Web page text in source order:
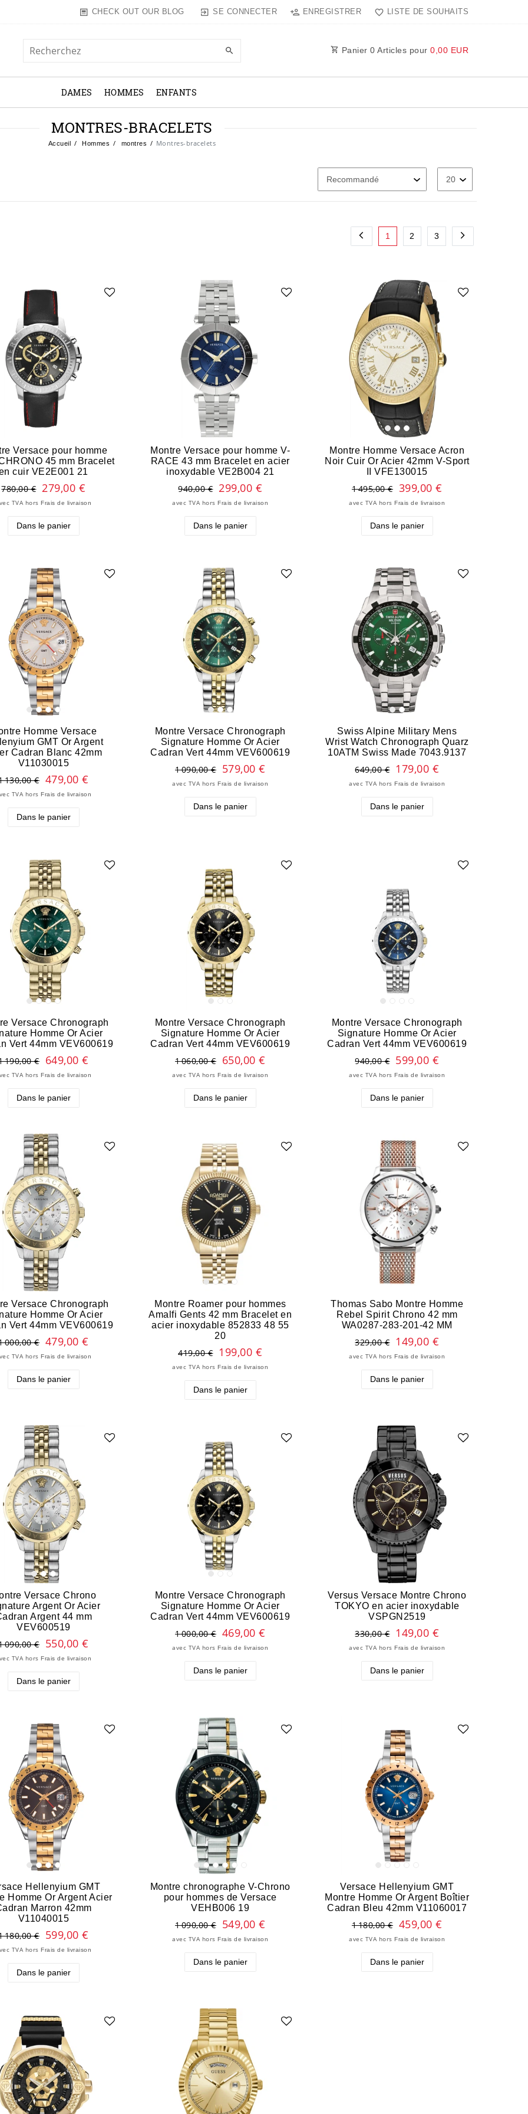
CHECK OUT OUR BLOG SE CONNECTER ENREGISTRER LISTE DE SOUHAITS
Panier 0 Articles pour 0,00 EUR
DAMES HOMMES ENFANTS
MONTRES-BRACELETS
Accueil Hommes montres Montres-bracelets
1 2 3
Versace pour homme
45 mm Bracelet
cuir VE2E001 21
780,00 € 279,00 €
TVA horsFrais de livraison
Dans le panier
Montre Versace pour homme V-
RACE 43 mm Bracelet en acier
inoxydable VE2B004 21
940,00 € 299,00 €
avec TVA horsFrais de livraison
Dans le panier
Montre Homme Versace Acron
Noir Cuir Or Acier 42mm V-Sport
II VFE130015
1 495,00 € 399,00 €
avec TVA horsFrais de livraison
Dans le panier
Homme Versace
GMT Or Argent
Cadran Blanc 42mm
V11030015
130,00 € 479,00 €
TVAhorsFrais de livraison
Dans le panier
Montre Versace Chronograph
Signature Homme Or Acier
Cadran Vert 44mm VEV600619
1 090,00 € 579,00 €
avec TVAhorsFrais de livraison
Dans le panier
Swiss Alpine Military Mens
Wrist Watch Chronograph Quarz
10ATM Swiss Made 7043.9137
649,00 € 179,00 €
avec TVAhorsFrais de livraison
Dans le panier
Versace Chronograph
Homme Or Acier
Vert 44mm VEV600619
190,00 € 649,00 €
TVAhorsFrais de livraison
Dans le panier
Montre Versace Chronograph
Signature Homme Or Acier
Cadran Vert 44mm VEV600619
1 060,00 € 650,00 €
avec TVAhorsFrais de livraison
Dans le panier
Montre Versace Chronograph
Signature Homme Or Acier
Cadran Vert 44mm VEV600619
940,00 € 599,00 €
avec TVAhorsFrais de livraison
Dans le panier
Versace Chronograph
Homme Or Acier
Vert 44mm VEV600619
000,00 € 479,00 €
TVAhorsFrais de livraison
Dans le panier
Montre Roamer pour hommes
Amalfi Gents 42 mm Bracelet en
acier inoxydable 852833 48 55
20
419,00 € 199,00 €
avec TVAhorsFrais de livraison
Dans le panier
Thomas Sabo Montre Homme
Rebel Spirit Chrono 42 mm
WA0287-283-201-42 MM
329,00 € 149,00 €
avec TVAhorsFrais de livraison
Dans le panier
Versace Chrono
Argent Or Acier
Argent 44 mm
VEV600519
090,00 € 550,00 €
TVAhorsFrais de livraison
Dans le panier
Montre Versace Chronograph
Signature Homme Or Acier
Cadran Vert 44mm VEV600619
1 000,00 € 469,00 €
avec TVAhorsFrais de livraison
Dans le panier
Versus Versace Montre Chrono
TOKYO en acier inoxydable
VSPGN2519
330,00 € 149,00 €
avec TVAhorsFrais de livraison
Dans le panier
Hellenyium GMT
Homme Or Argent Acier
Marron 42mm
V11040015
180,00 € 599,00 €
TVAhorsFrais de livraison
Dans le panier
Montre chronographe V-Chrono
pour hommes de Versace
VEHB006 19
1 090,00 € 549,00 €
avec TVAhorsFrais de livraison
Dans le panier
Versace Hellenyium GMT
Montre Homme Or Argent Boîtier
Cadran Bleu 42mm V11060017
1 180,00 € 459,00 €
avec TVAhorsFrais de livraison
Dans le panier